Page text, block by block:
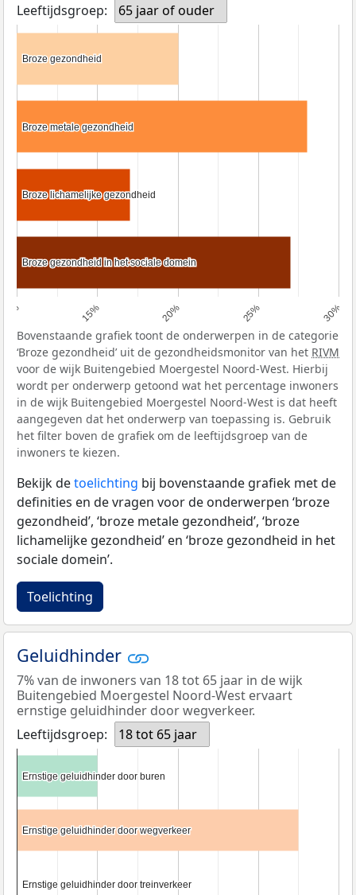
Leeftijdsgroep:
65 jaar of ouder
10% 15% 20% 25% 30%
Broze gezondheid
Broze gezondheid
Broze metale gezondheid
Broze metale gezondheid
Broze lichamelijke gezondheid
Broze lichamelijke gezondheid
Broze gezondheid in het sociale domein
Broze gezondheid in het sociale domein
Bovenstaande grafiek toont de onderwerpen in de categorie
‘Broze gezondheid’ uit de gezondheidsmonitor van het RIVM
voor de wijk Buitengebied Moergestel Noord-West. Hierbij
wordt per onderwerp getoond wat het percentage inwoners
in de wijk Buitengebied Moergestel Noord-West is dat heeft
aangegeven dat het onderwerp van toepassing is. Gebruik
het filter boven de grafiek om de leeftijdsgroep van de
inwoners te kiezen.
Bekijk detoelichting bij bovenstaande grafiek met de
definities en de vragen voor de onderwerpen ‘broze
gezondheid’, ‘broze metale gezondheid’, ‘broze
lichamelijke gezondheid’ en ‘broze gezondheid in het
sociale domein’.
Toelichting
Geluidhinder
7% van de inwoners van 18 tot 65 jaar in de wijk
Buitengebied Moergestel Noord-West ervaart
ernstige geluidhinder door wegverkeer.
Leeftijdsgroep:
18 tot 65 jaar
Ernstige geluidhinder door buren
Ernstige geluidhinder door buren
Ernstige geluidhinder door wegverkeer
Ernstige geluidhinder door wegverkeer
Ernstige geluidhinder door treinverkeer
Ernstige geluidhinder door treinverkeer